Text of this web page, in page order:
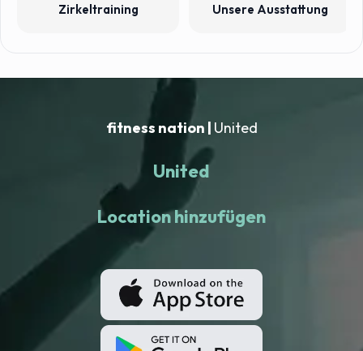
Zirkeltraining Unsere Ausstattung
fitness nation | United
United
Location hinzufügen